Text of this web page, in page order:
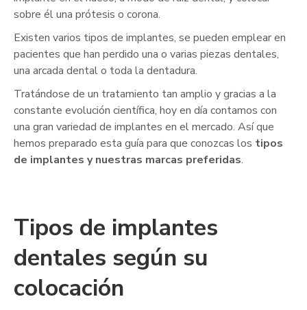
sobre él una prótesis o corona.
Existen varios tipos de implantes, se pueden emplear en
pacientes que han perdido una o varias piezas dentales,
una arcada dental o toda la dentadura.
Tratándose de un tratamiento tan amplio y gracias a la
constante evolución científica, hoy en día contamos con
una gran variedad de implantes en el mercado. Así que
hemos preparado esta guía para que conozcas los tipos
de implantes y nuestras marcas preferidas.
Tipos de implantes
dentales según su
colocación